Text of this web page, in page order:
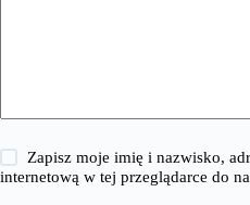
Zapisz moje imię i nazwisko,
internetową w tej przeglądarce do